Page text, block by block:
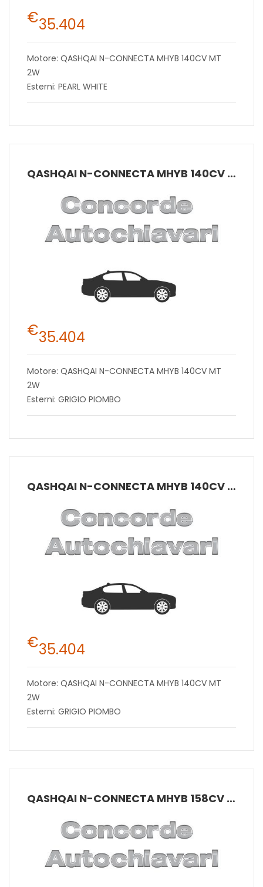
€35.404
Motore: QASHQAI N-CONNECTA MHYB 140CV MT
2W
Esterni: PEARL WHITE
QASHQAI N-CONNECTA MHYB 140CV MT 2W
€35.404
Motore: QASHQAI N-CONNECTA MHYB 140CV MT
2W
Esterni: GRIGIO PIOMBO
QASHQAI N-CONNECTA MHYB 140CV MT 2W
€35.404
Motore: QASHQAI N-CONNECTA MHYB 140CV MT
2W
Esterni: GRIGIO PIOMBO
QASHQAI N-CONNECTA MHYB 158CV CVT 2